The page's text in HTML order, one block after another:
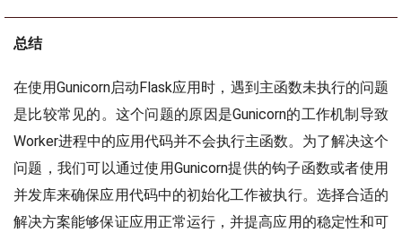
总结
在使用Gunicorn启动Flask应用时，遇到主函数未执行的问题
是比较常见的。这个问题的原因是Gunicorn的工作机制导致
Worker进程中的应用代码并不会执行主函数。为了解决这个
问题，我们可以通过使用Gunicorn提供的钩子函数或者使用
并发库来确保应用代码中的初始化工作被执行。选择合适的
解决方案能够保证应用正常运行，并提高应用的稳定性和可